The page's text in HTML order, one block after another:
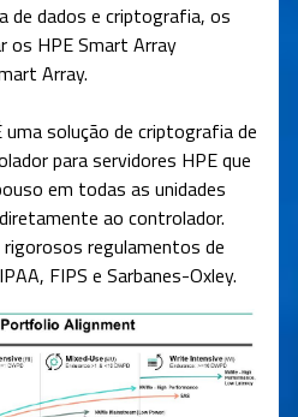
de dados e criptografia, os
os HPE Smart Array
Array.
uma solução de criptografia de
para servidores HPE que
em todas as unidades
ao controlador.
regulamentos de
FIPS e Sarbanes-Oxley.